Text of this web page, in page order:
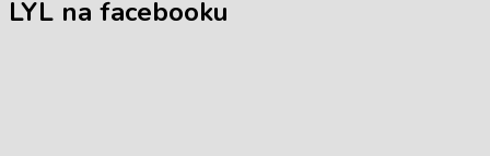
LYL na facebooku